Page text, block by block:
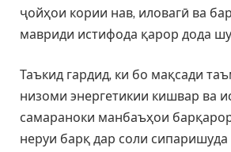
ҷойҳои кории нав, иловагӣ ва
мавриди истифода қарор дода
Таъкид гардид, ки бо мақсади
низоми энергетикии кишвар ва
самараноки манбаъҳои
неруи барқ дар соли сипаришуда